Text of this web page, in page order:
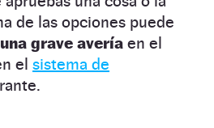
de las opciones puede
una grave avería en el
el sistema de